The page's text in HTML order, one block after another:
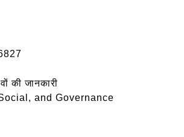
की जानकारी
and Governance